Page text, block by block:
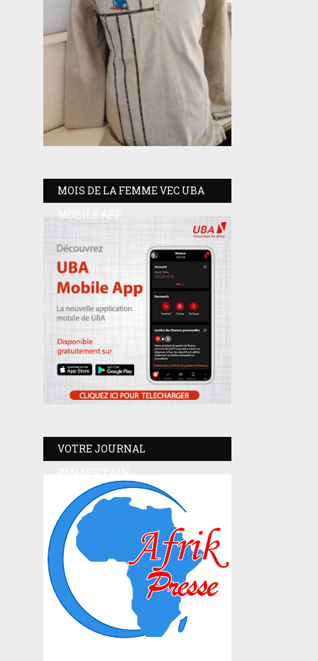
MOIS DE LA FEMME VEC UBA
MOBILE APP
VOTRE JOURNAL